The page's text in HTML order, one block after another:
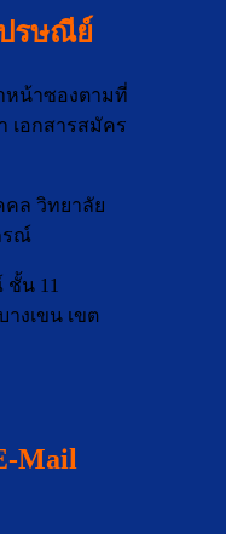
รษณีย์
หน้าซองตามที่
เอกสารสมัคร
คล วิทยาลัย
รณ์
น 11
างเขน เขต
Mail